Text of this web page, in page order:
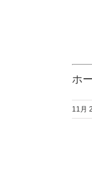
ホ
11月